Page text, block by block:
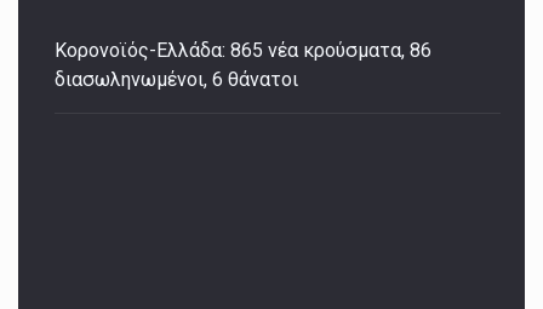
Κορονοϊός-Ελλάδα: 865 νέα κρούσματα, 86
διασωληνωμένοι, 6 θάνατοι